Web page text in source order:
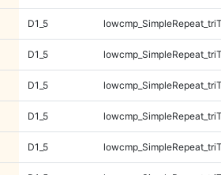
D1_5
D1_5
D1_5
D1_5
D1_5